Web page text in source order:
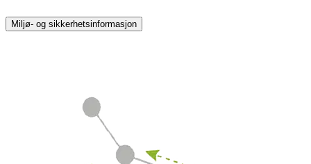
Miljø- og sikkerhetsinformasjon